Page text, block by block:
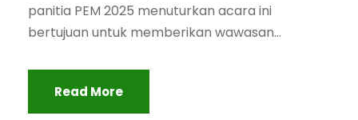
panitia PEM 2025 menuturkan acara ini
bertujuan untuk memberikan wawasan...
Read More